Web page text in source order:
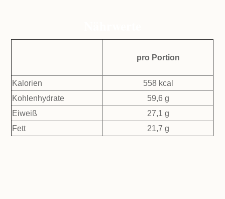
pro Portion
Kalorien
558 kcal
Kohlenhydrate
59,6 g
Eiweiß
27,1 g
Fett
21,7 g